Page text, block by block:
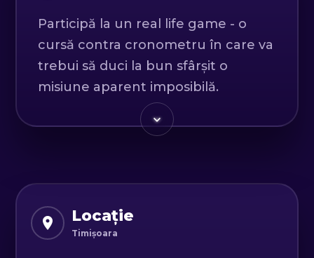
Participă la un real life game - o
cursă contra cronometru în care va
trebui să duci la bun sfârșit o
misiune aparent imposibilă.
Fii cu ochii în patru după indicii,
de elemente de treasure hunt,
escape room, dar și o serie de
Locație
Timișoara